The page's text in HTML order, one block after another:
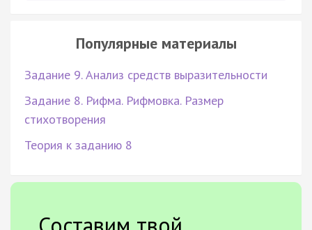
Популярные материалы
Задание 9. Анализ средств выразительности
Задание 8. Рифма. Рифмовка. Размер
стихотворения
Теория к заданию 8